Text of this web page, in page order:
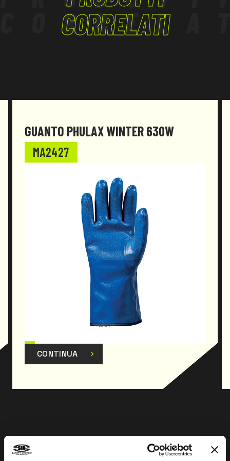
CORRELATI
GUANTO PHULAX WINTER 630W
MA2427
CONTINUA